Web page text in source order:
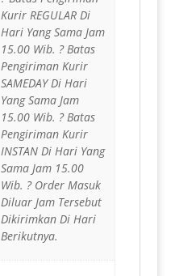
Kurir REGULAR Di
Hari Yang Sama Jam
15.00 Wib. ? Batas
Pengiriman Kurir
SAMEDAY Di Hari
Yang Sama Jam
15.00 Wib. ? Batas
Pengiriman Kurir
INSTAN Di Hari Yang
Sama Jam 15.00
Wib. ? Order Masuk
Diluar Jam Tersebut
Dikirimkan Di Hari
Berikutnya.